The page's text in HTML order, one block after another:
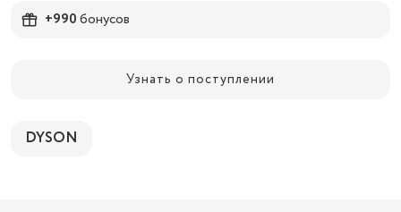
+990бонусов
Узнать о поступлении
DYSON